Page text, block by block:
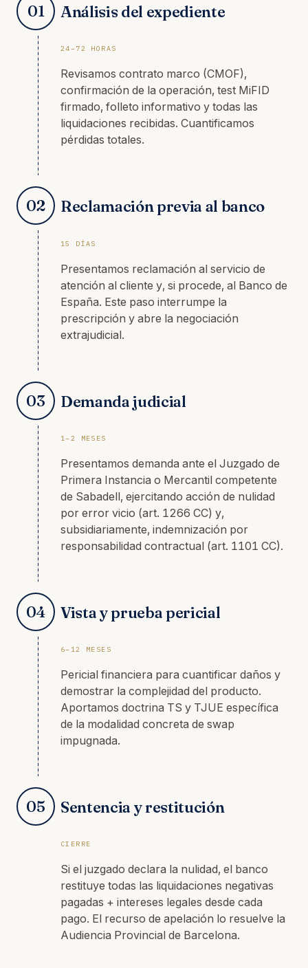
01 Análisis del expediente
24–72 HORAS
Revisamos contrato marco (CMOF),
confirmación de la operación, test MiFID
firmado, folleto informativo y todas las
liquidaciones recibidas. Cuantificamos
pérdidas totales.
02 Reclamación previa al banco
15 DÍAS
Presentamos reclamación al servicio de
atención al cliente y, si procede, al Banco de
España. Este paso interrumpe la
prescripción y abre la negociación
extrajudicial.
03 Demanda judicial
1–2 MESES
Presentamos demanda ante el Juzgado de
Primera Instancia o Mercantil competente
de Sabadell, ejercitando acción de nulidad
por error vicio (art. 1266 CC) y,
subsidiariamente, indemnización por
responsabilidad contractual (art. 1101 CC).
04 Vista y prueba pericial
6–12 MESES
Pericial financiera para cuantificar daños y
demostrar la complejidad del producto.
Aportamos doctrina TS y TJUE específica
de la modalidad concreta de swap
impugnada.
05 Sentencia y restitución
CIERRE
Si el juzgado declara la nulidad, el banco
restituye todas las liquidaciones negativas
pagadas + intereses legales desde cada
pago. El recurso de apelación lo resuelve la
Audiencia Provincial de Barcelona.